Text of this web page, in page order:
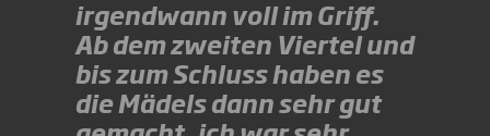
irgendwann voll im Griff.
Ab dem zweiten Viertel und
bis zum Schluss haben es
die Mädels dann sehr gut